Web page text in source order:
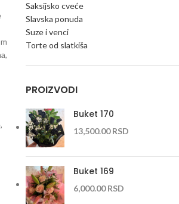
Saksijsko cveće
Slavska ponuda
Suze i venci
Torte od slatkiša
PROIZVODI
Buket 170
13,500.00RSD
Buket 169
6,000.00RSD